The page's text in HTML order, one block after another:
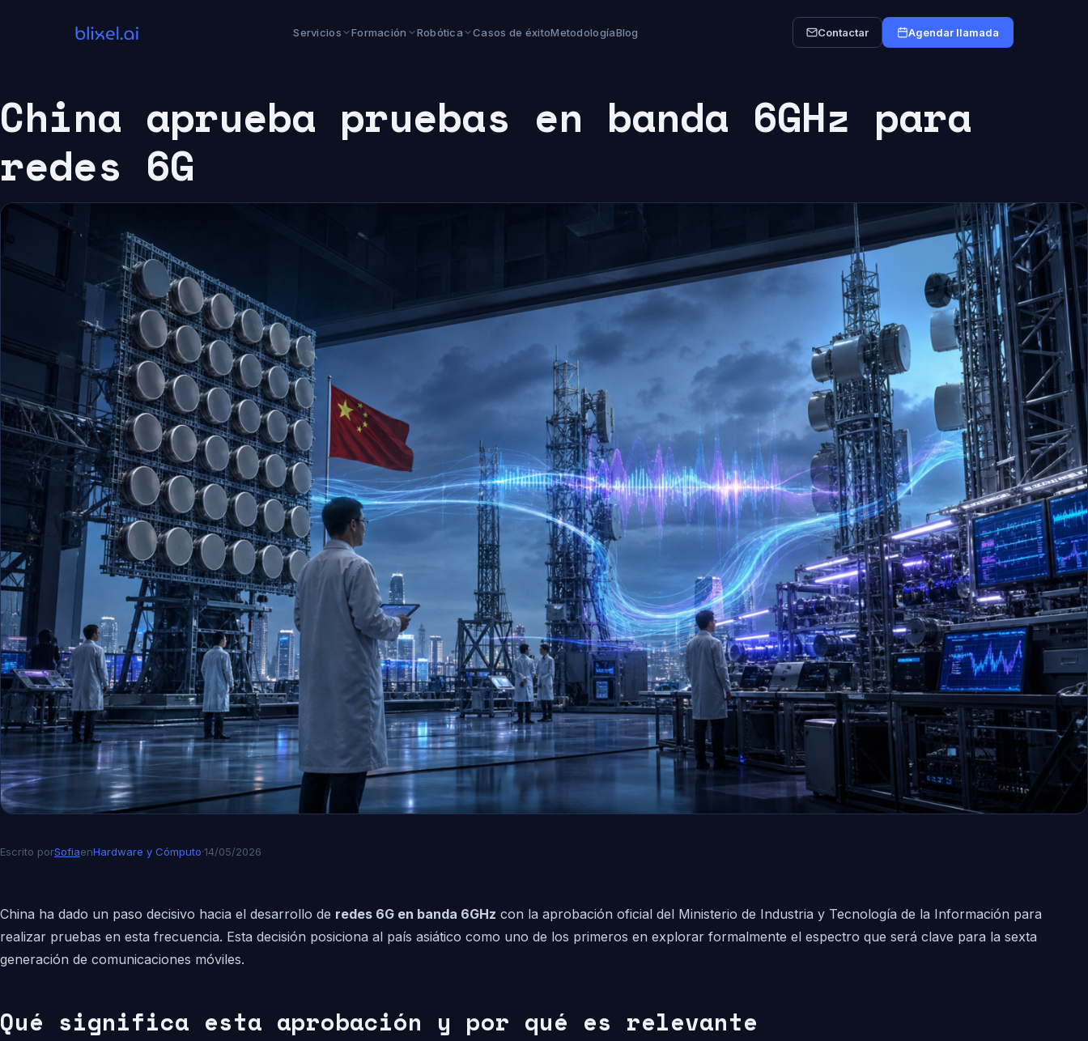
Servicios Formación Robótica Casos de éxitoMetodologíaBlog Contactar Agendar llamada
China aprueba pruebas en banda 6GHz para
redes 6G
Escrito porSofiaenHardware y Cómputo·14/05/2026
China ha dado un paso decisivo hacia el desarrollo de redes 6G en banda 6GHz con la aprobación oficial del Ministerio de Industria y Tecnología de la Información para
realizar pruebas en esta frecuencia. Esta decisión posiciona al país asiático como uno de los primeros en explorar formalmente el espectro que será clave para la sexta
generación de comunicaciones móviles.
Qué significa esta aprobación y por qué es relevante